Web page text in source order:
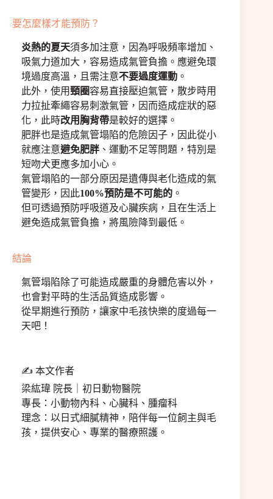
要怎麼樣才能預防？
炎熱的夏天須多加注意，因為呼吸頻率增加、
吸氣力道加大，容易造成氣管負擔。應避免環
境過度高溫，且需注意不要過度運動 。
此外，使用頸圈容易直接壓迫氣管，散步時用
力拉扯牽繩容易刺激氣管，因而造成症狀的惡
化，此時改用胸背帶是較好的選擇。
肥胖也是造成氣管塌陷的危險因子，因此從小
就應注意避免肥胖 、運動不足等問題，特別是
短吻犬更應多加小心。
氣管塌陷的一部分原因是遺傳與老化造成的氣
管變形，因此100%預防是不可能的 。
但可透過預防呼吸道及心臟疾病，且在生活上
避免造成氣管負擔，將風險降到最低。
結論
氣管塌陷除了可能造成嚴重的身體危害以外，
也會對平時的生活品質造成影響。
從早期進行預防，讓家中毛孩快樂的度過每一
天吧！
✍️ 本文作者
梁紘瑋 院長｜初日動物醫院
專長：小動物內科、心臟科、腫瘤科
理念：以日式細膩精神，陪伴每一位飼主與毛
孩，提供安心、專業的醫療照護。